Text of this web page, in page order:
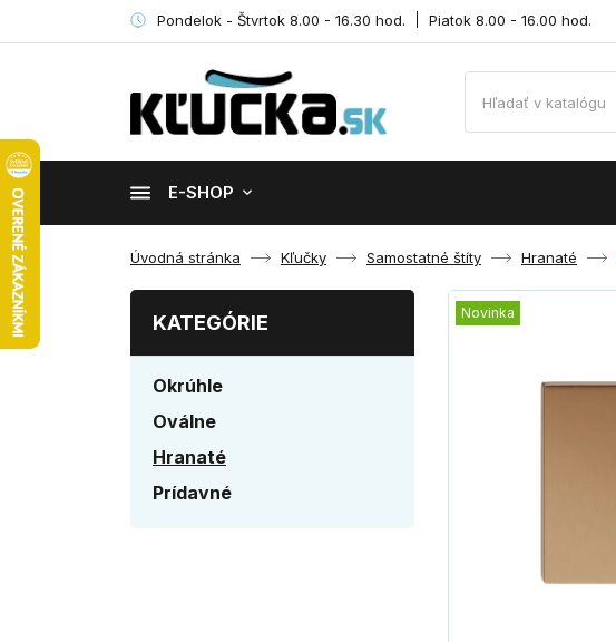
Pondelok - Štvrtok 8.00 - 16.30 hod. Piatok 8.00 - 16.00 hod.
E-SHOP
Úvodná stránka Kľučky Samostatné štíty Hranaté
KATEGÓRIE
Okrúhle
Oválne
Hranaté
Prídavné
Novinka